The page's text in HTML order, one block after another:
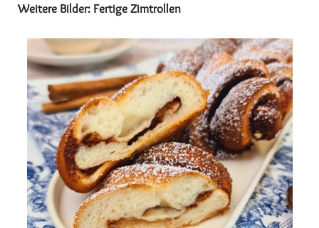
Weitere Bilder: Fertige Zimtrollen